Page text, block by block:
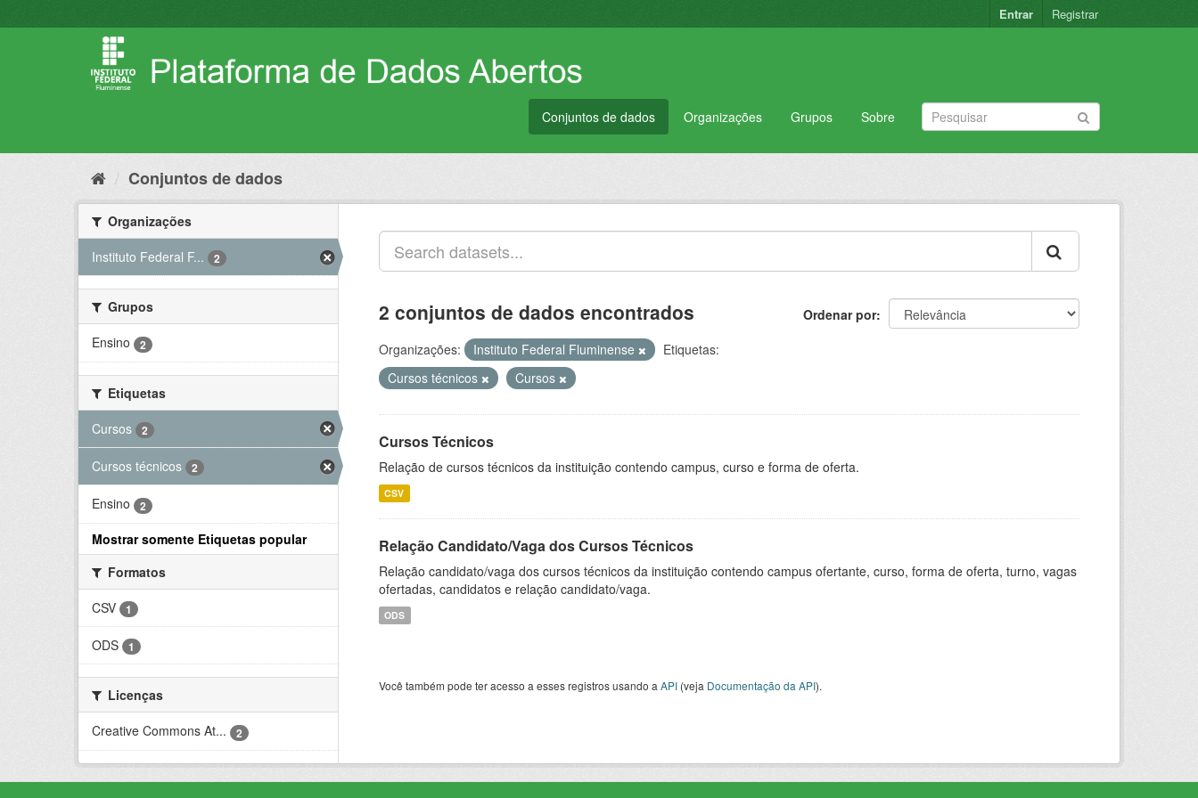
para
Entrar Registrar
Conjuntos de dados Organizações Grupos Sobre
Conjuntos de dados
Organizações
Instituto Federal F...
2
Grupos
Ensino
2
Etiquetas
Cursos
2
Cursos técnicos 2
Ensino 2
Mostrar somente Etiquetas popular
Formatos
CSV
1
ODS 1
Licenças
Creative Commons At...
2
Ordenar por
2 conjuntos de dados encontrados
Organizações: Instituto Federal Fluminense
Etiquetas:
Cursos técnicos
Cursos
Cursos Técnicos
Relação de cursos técnicos da instituição contendo campus, curso e forma de oferta.
CSV
Relação Candidato/Vaga dos Cursos Técnicos
Relação candidato/vaga dos cursos técnicos da instituição contendo campus ofertante, curso, forma de oferta, turno, vagas
ofertadas, candidatos e relação candidato/vaga.
ODS
Você também pode ter acesso a esses registros usando a API (veja Documentação da API).